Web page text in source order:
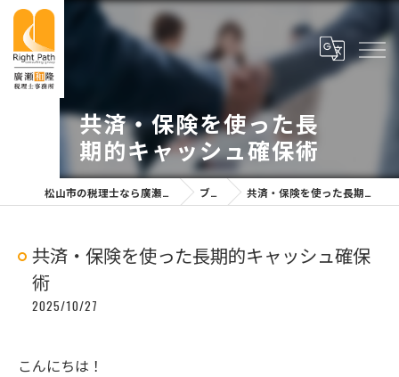
共済・保険を使った長
期的キャッシュ確保術
松山市の税理士なら廣瀬和隆税理士事務所 ブログ 共済・保険を使った長期的キャッシュ確保術
共済・保険を使った長期的キャッシュ確保
術
2025/10/27
こんにちは！